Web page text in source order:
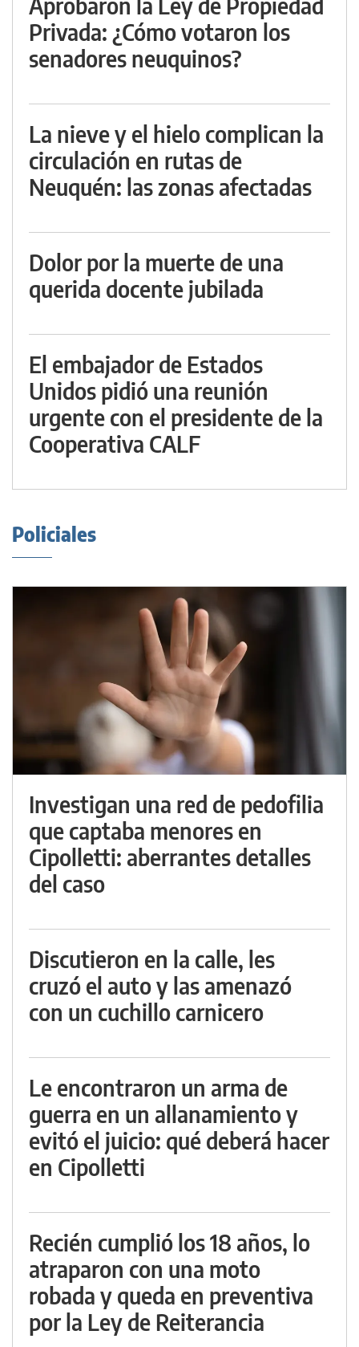
Privada: ¿Cómo votaron los
senadores neuquinos?
La nieve y el hielo complican la
circulación en rutas de
Neuquén: las zonas afectadas
Dolor por la muerte de una
querida docente jubilada
El embajador de Estados
Unidos pidió una reunión
urgente con el presidente de la
Cooperativa CALF
Policiales
Investigan una red de pedofilia
que captaba menores en
Cipolletti: aberrantes detalles
del caso
Discutieron en la calle, les
cruzó el auto y las amenazó
con un cuchillo carnicero
Le encontraron un arma de
guerra en un allanamiento y
evitó el juicio: qué deberá hacer
en Cipolletti
Recién cumplió los 18 años, lo
atraparon con una moto
robada y queda en preventiva
por la Ley de Reiterancia